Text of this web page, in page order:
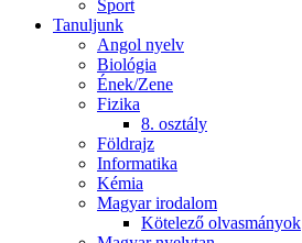
Sport
Tanuljunk
Angol nyelv
Biológia
Ének/Zene
Fizika
8. osztály
Földrajz
Informatika
Kémia
Magyar irodalom
Kötelező olvasmányok